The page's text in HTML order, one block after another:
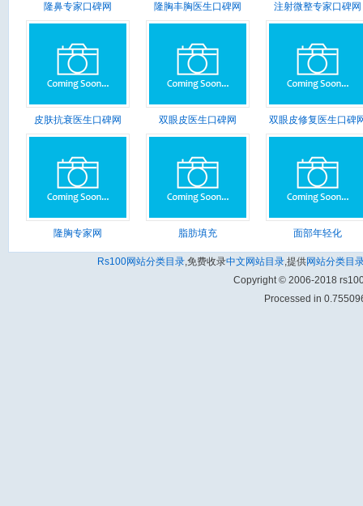
隆鼻专家口碑网 隆胸丰胸医生口碑网 注射微整专家口碑网
皮肤抗衰医生口碑网 双眼皮医生口碑网 双眼皮修复医生口碑
隆胸专家网 脂肪填充 面部年轻化
Rs100网站分类目录,免费收录中文网站目录,提供网站分类目
Copyright © 2006-2018
Processed in